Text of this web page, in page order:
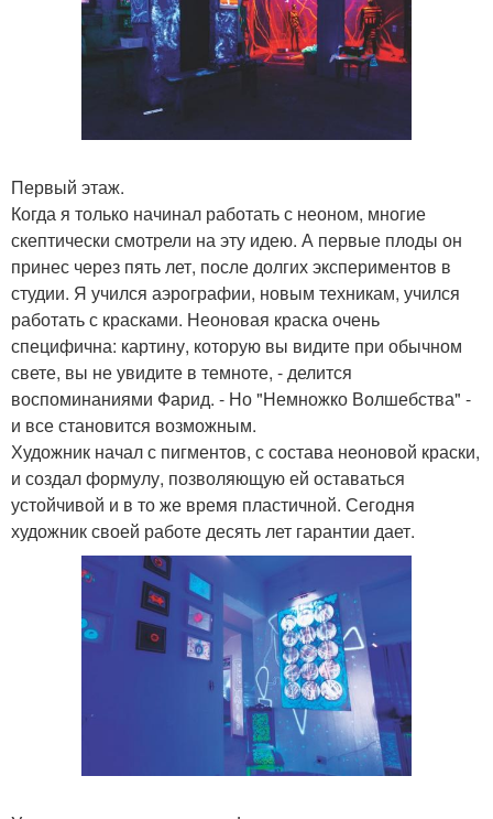
Первый этаж.
Когда я только начинал работать с неоном, многие
скептически смотрели на эту идею. А первые плоды он
принес через пять лет, после долгих экспериментов в
студии. Я учился аэрографии, новым техникам, учился
работать с красками. Неоновая краска очень
специфична: картину, которую вы видите при обычном
свете, вы не увидите в темноте, - делится
воспоминаниями Фарид. - Но "Немножко Волшебства" -
и все становится возможным.
Художник начал с пигментов, с состава неоновой краски,
и создал формулу, позволяющую ей оставаться
устойчивой и в то же время пластичной. Сегодня
художник своей работе десять лет гарантии дает.